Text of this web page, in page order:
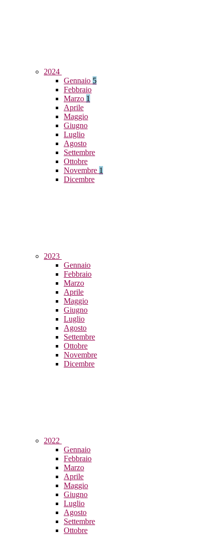
2024
Gennaio 5
Febbraio
Marzo 1
Aprile
Maggio
Giugno
Luglio
Agosto
Settembre
Ottobre
Novembre 1
Dicembre
2023
Gennaio
Febbraio
Marzo
Aprile
Maggio
Giugno
Luglio
Agosto
Settembre
Ottobre
Novembre
Dicembre
2022
Gennaio
Febbraio
Marzo
Aprile
Maggio
Giugno
Luglio
Agosto
Settembre
Ottobre